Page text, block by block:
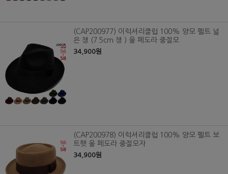
(CAP200977) 이럭셔리클럽 100% 양모 펠트 넓
은 챙 (7.5cm 챙 ) 울 페도라 중절모
34,900원
(CAP200978) 이럭셔리클럽 100% 양모 펠트 보
트햇 울 페도라 중절모자
34,900원